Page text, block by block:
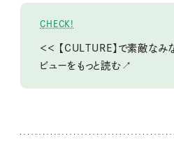
CHECK!
＜＜ 【CULTURE】で素敵なみ
ビューをもっと読む↗